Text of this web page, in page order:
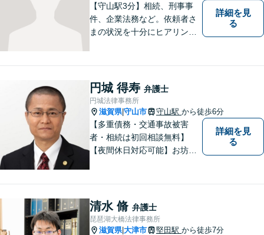
【守山駅3分】相続、刑事事
件、企業法務など。依頼者さ
まの状況を十分にヒアリング
ます。お気軽にご相談くださ
い【隣接駐車場あり】
詳細を見
る
円城 得寿 弁護士
円城法律事務所
滋賀県|守山市 守山駅 から徒歩6分
【多重債務・交通事故被害
者・相続は初回相談無料】
【夜間休日対応可能】お坊さ
の目線で敷居が低い弁護士と
して、親身にあなたの立場に
立って、ご相談に対応いたし
詳細を見
る
清水 脩 弁護士
琵琶湖大橋法律事務所
滋賀県|大津市 堅田駅 から徒歩7分